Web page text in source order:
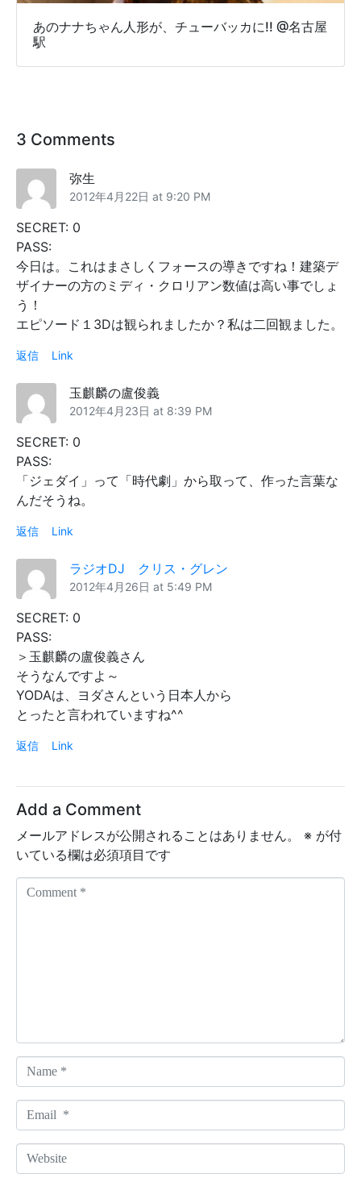
あのナナちゃん人形が、チューバッカに!! @名古屋
駅
3 Comments
弥生
2012年4月22日 at 9:20 PM
SECRET: 0
PASS:
今日は。これはまさしくフォースの導きですね！建築デ
ザイナーの方のミディ・クロリアン数値は高い事でしょ
う！
エピソード１3Dは観られましたか？私は二回観ました。
返信 Link
玉麒麟の盧俊義
2012年4月23日 at 8:39 PM
SECRET: 0
PASS:
「ジェダイ」って「時代劇」から取って、作った言葉な
んだそうね。
返信 Link
ラジオDJ クリス・グレン
2012年4月26日 at 5:49 PM
SECRET: 0
PASS:
＞玉麒麟の盧俊義さん
そうなんですよ～
YODAは、ヨダさんという日本人から
とったと言われていますね^^
返信 Link
Add a Comment
メールアドレスが公開されることはありません。 ※ が付
いている欄は必須項目です
a
m
*
m
aW
e